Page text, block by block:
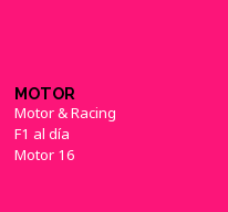
MOTOR
Motor & Racing
F1 al día
Motor 16